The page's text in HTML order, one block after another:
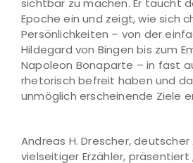
sichtbar zu machen. Er taucht
Epoche ein und zeigt, wie sich
Persönlichkeiten – von der
Hildegard von Bingen bis zum
Napoleon Bonaparte – in fast
rhetorisch befreit haben und
unmöglich erscheinende Ziele
Andreas H. Drescher,
vielseitiger Erzähler, präsentiert